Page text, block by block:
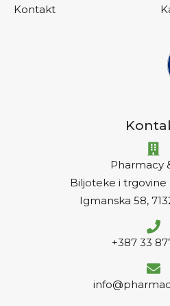
Kontakt
Pharmacy
Biljoteke i trgovine
Igmanska 58,
+387 33